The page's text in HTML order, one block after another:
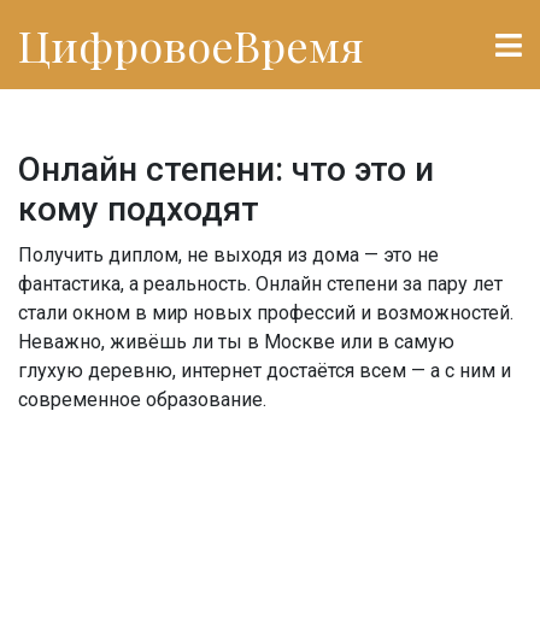
ЦифровоеВремя
Онлайн степени: что это и
кому подходят
Получить диплом, не выходя из дома — это не
фантастика, а реальность. Онлайн степени за пару лет
стали окном в мир новых профессий и возможностей.
Неважно, живёшь ли ты в Москве или в самую
глухую деревню, интернет достаётся всем — а с ним и
современное образование.